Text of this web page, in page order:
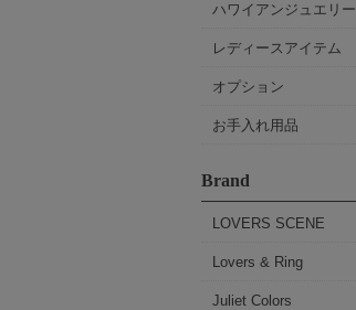
ハワイアンジュエリー
レディースアイテム
オプション
お手入れ用品
Brand
LOVERS SCENE
Lovers & Ring
Juliet Colors